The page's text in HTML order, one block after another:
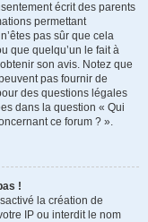
écrit des parents
permettant
pas sûr que cela
que quelqu’un le fait à
son avis. Notez que
pas fournir de
des questions légales
dans la question « Qui
ce forum ? ».
!
la création de
IP ou interdit le nom